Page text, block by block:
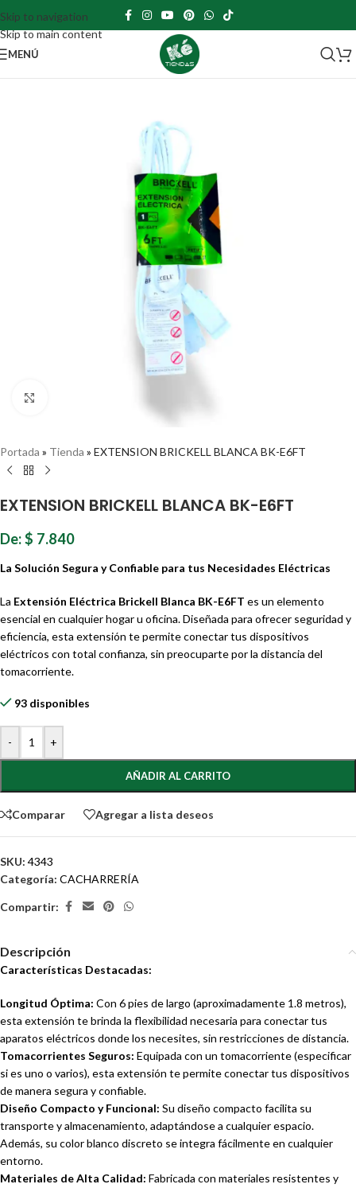
Skip to navigation
Skip to main content
MENÚ
Portada » Tienda » EXTENSION BRICKELL BLANCA BK-E6FT
EXTENSION BRICKELL BLANCA BK-E6FT
De:$ 7.840
La Solución Segura y Confiable para tus Necesidades Eléctricas
La Extensión Eléctrica Brickell Blanca BK-E6FT es un elemento
esencial en cualquier hogar u oficina. Diseñada para ofrecer seguridad y
eficiencia, esta extensión te permite conectar tus dispositivos
eléctricos con total confianza, sin preocuparte por la distancia del
tomacorriente.
93 disponibles
- +
AÑADIR AL CARRITO
Comparar Agregar a lista deseos
SKU: 4343
Categoría: CACHARRERÍA
Compartir:
Descripción
Características Destacadas:
Longitud Óptima: Con 6 pies de largo (aproximadamente 1.8 metros),
esta extensión te brinda la flexibilidad necesaria para conectar tus
aparatos eléctricos donde los necesites, sin restricciones de distancia.
Tomacorrientes Seguros: Equipada con un tomacorriente (especificar
si es uno o varios), esta extensión te permite conectar tus dispositivos
de manera segura y confiable.
Diseño Compacto y Funcional: Su diseño compacto facilita su
transporte y almacenamiento, adaptándose a cualquier espacio.
Además, su color blanco discreto se integra fácilmente en cualquier
entorno.
Materiales de Alta Calidad: Fabricada con materiales resistentes y